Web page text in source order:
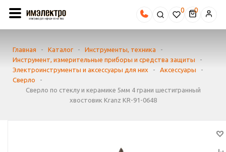
0
Главная - Каталог - Инструменты, техника
-
Инструмент, измерительные приборы и средства защиты
-
Электроинструменты и аксессуары для них
- Аксессуары
-
Сверло
-
Сверло по стеклу и керамике 5мм 4 грани шестигранный
хвостовик Kranz KR-91-0648